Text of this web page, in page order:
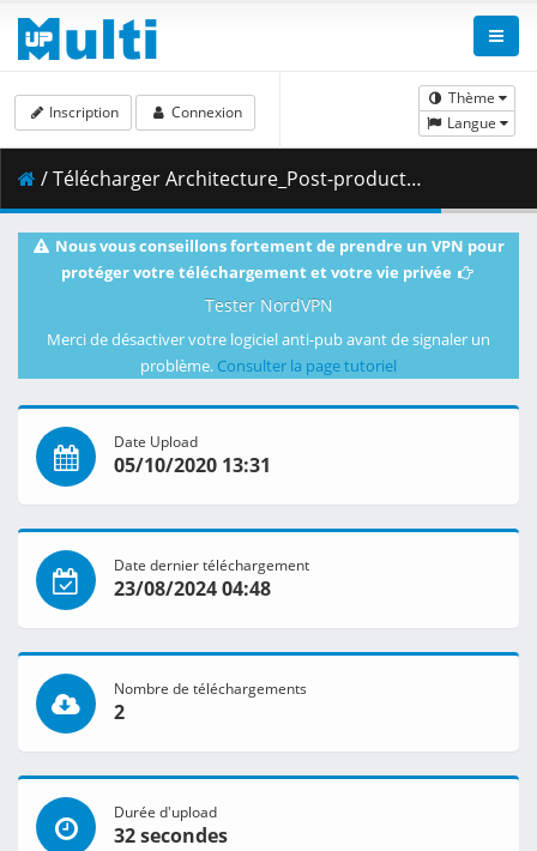
Thème
Langue
Inscription Connexion
/ Télécharger Architecture_Post-production_in_Photoshop.part3.rar ( 276.24 MB )
Nous vous conseillons fortement de prendre un VPN pour
protéger votre téléchargement et votre vie privée
Tester NordVPN
Merci de désactiver votre logiciel anti-pub avant de signaler un
problème. Consulter la page tutoriel
Date Upload
05/10/2020 13:31
Date dernier téléchargement
23/08/2024 04:48
Nombre de téléchargements
2
Durée d'upload
32 secondes